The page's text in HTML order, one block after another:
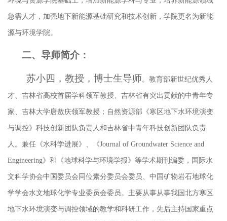
急需人才，加强地下新能源基础研究和技术创新，学院更名为新能
源与环境学院。
二、导师简介：
苏小四 ，教授，博士生导师。教育部新世纪优秀人
才、吉林省高校首届学科领军教授、吉林省有突出贡献的中青年专
家、吉林大学唐敖庆领军教授；自然资源部《寒区地下水环境演变
与调控》科技创新团队负责人和吉林省中青年科技创新团队负责
人。兼任《水科学进展》、《Journal of Groundwater Science and
Engineering》和《地球科学与环境学报》等学术期刊编委，国际水
文科学协会中国委员会同位素分委员会委员、中国矿物岩石地球化
学学会水文地球化学专业委员会委员。主要从事从事我国北方寒区
地下水环境演变与调控领域的教学和科研工作，先后主持国家重点